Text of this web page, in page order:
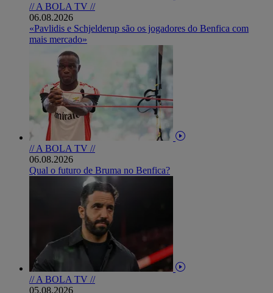
// A BOLA TV //
06.08.2026
«Pavlidis e Schjelderup são os jogadores do Benfica com
mais mercado»
// A BOLA TV //
06.08.2026
Qual o futuro de Bruma no Benfica?
// A BOLA TV //
05.08.2026